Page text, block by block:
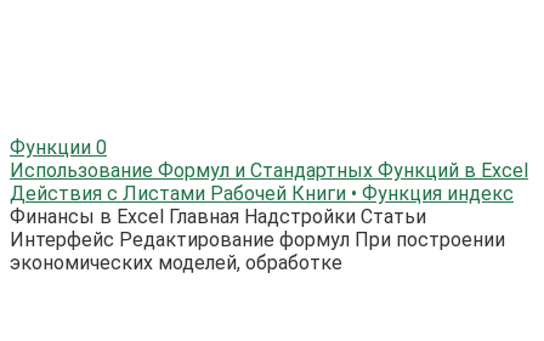
Функции 0
Использование Формул и Стандартных Функций в Excel
Действия с Листами Рабочей Книги • Функция индекс
Финансы в Excel Главная Надстройки Статьи
Интерфейс Редактирование формул При построении
экономических моделей, обработке